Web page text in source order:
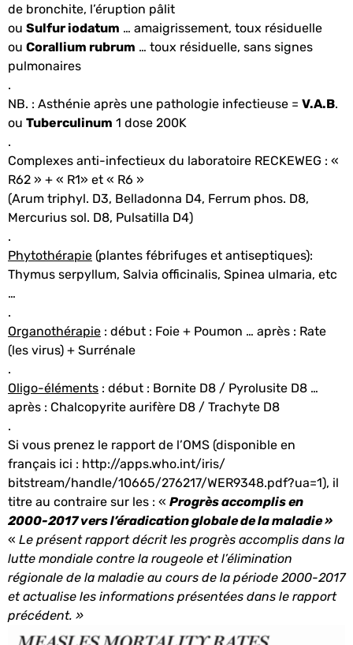
de bronchite, l’éruption pâlit
ou Sulfur iodatum … amaigrissement, toux résiduelle
ou Corallium rubrum … toux résiduelle, sans signes
pulmonaires
.
NB. : Asthénie après une pathologie infectieuse = V.A.B.
ou Tuberculinum 1 dose 200K
.
Complexes anti-infectieux du laboratoire RECKEWEG : «
R62 » + « R1» et « R6 »
(Arum triphyl. D3, Belladonna D4, Ferrum phos. D8,
Mercurius sol. D8, Pulsatilla D4)
.
Phytothérapie (plantes fébrifuges et antiseptiques):
Thymus serpyllum, Salvia officinalis, Spinea ulmaria, etc
…
.
Organothérapie : début : Foie + Poumon … après : Rate
(les virus) + Surrénale
.
Oligo-éléments : début : Bornite D8 / Pyrolusite D8 …
après : Chalcopyrite aurifère D8 / Trachyte D8
.
Si vous prenez le rapport de l’OMS (disponible en
français ici : http://apps.who.int/iris/
bitstream/handle/10665/276217/WER9348.pdf?ua=1), il
titre au contraire sur les : « Progrès accomplis en
2000-2017 versl’éradication globalede la maladie»
« Le présent rapport décrit les progrès accomplis dans la
lutte mondiale contre la rougeole et l’élimination
régionale de la maladie au cours de la période 2000-2017
et actualise les informations présentées dans le rapport
précédent. »